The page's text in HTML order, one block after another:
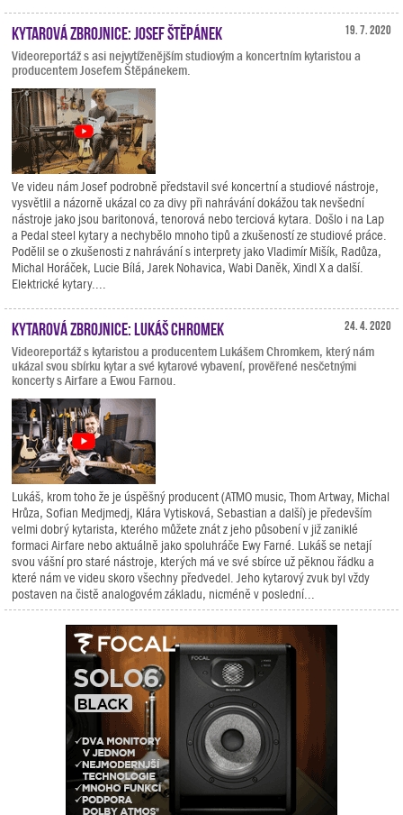
19. 7. 2020
Kytarová zbrojnice: Josef Štěpánek
Videoreportáž s asi nejvytíženějším studiovým a koncertním kytaristou a
producentem Josefem Štěpánekem.
Ve videu nám Josef podrobně představil své koncertní a studiové nástroje,
vysvětlil a názorně ukázal co za divy při nahrávání dokážou tak nevšední
nástroje jako jsou baritonová, tenorová nebo terciová kytara. Došlo i na Lap
a Pedal steel kytary a nechybělo mnoho tipů a zkušeností ze studiové práce.
Podělil se o zkušenosti z nahrávání s interprety jako Vladimír Mišík, Radůza,
Michal Horáček, Lucie Bílá, Jarek Nohavica, Wabi Daněk, Xindl X a další.
Elektrické kytary....
24. 4. 2020
Kytarová zbrojnice: Lukáš Chromek
Videoreportáž s kytaristou a producentem Lukášem Chromkem, který nám
ukázal svou sbírku kytar a své kytarové vybavení, prověřené nesčetnými
koncerty s Airfare a Ewou Farnou.
Lukáš, krom toho že je úspěšný producent (ATMO music, Thom Artway, Michal
Hrůza, Sofian Medjmedj, Klára Vytisková, Sebastian a další) je především
velmi dobrý kytarista, kterého můžete znát z jeho působení v již zaniklé
formaci Airfare nebo aktuálně jako spoluhráče Ewy Farné. Lukáš se netají
svou vášní pro staré nástroje, kterých má ve své sbírce už pěknou řádku a
které nám ve videu skoro všechny předvedel. Jeho kytarový zvuk byl vždy
postaven na čistě analogovém základu, nicméně v poslední...